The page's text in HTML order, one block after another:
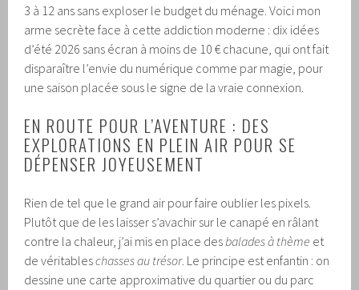
3 à 12 ans sans exploser le budget du ménage. Voici mon
arme secrète face à cette addiction moderne : dix idées
d’été 2026 sans écran à moins de 10 € chacune, qui ont fait
disparaître l’envie du numérique comme par magie, pour
une saison placée sous le signe de la vraie connexion.
EN ROUTE POUR L’AVENTURE : DES
EXPLORATIONS EN PLEIN AIR POUR SE
DÉPENSER JOYEUSEMENT
Rien de tel que le grand air pour faire oublier les pixels.
Plutôt que de les laisser s’avachir sur le canapé en râlant
contre la chaleur, j’ai mis en place des balades à thème et
de véritableschasses au trésor. Le principe est enfantin : on
dessine une carte approximative du quartier ou du parc